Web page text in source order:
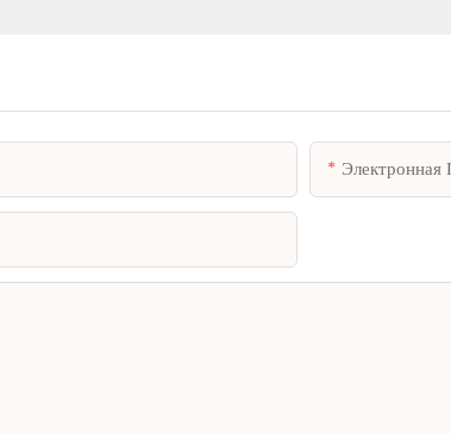
Электронная